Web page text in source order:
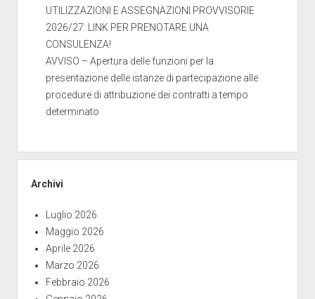
UTILIZZAZIONI E ASSEGNAZIONI PROVVISORIE
2026/27: LINK PER PRENOTARE UNA
CONSULENZA!
AVVISO – Apertura delle funzioni per la
presentazione delle istanze di partecipazione alle
procedure di attribuzione dei contratti a tempo
determinato
Archivi
Luglio 2026
Maggio 2026
Aprile 2026
Marzo 2026
Febbraio 2026